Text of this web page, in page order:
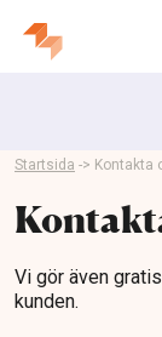
Startsida -> Kontakta
Vi gör även
kunden.